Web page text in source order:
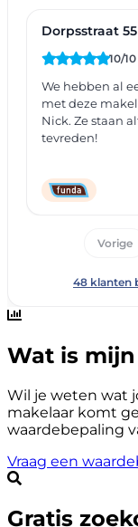
Wat is
Wil je weten wat
makelaar komt
waardebepaling
Vraag een
Gratis